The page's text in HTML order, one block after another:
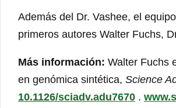
Además del Dr. Vashee, el
primeros autores Walter Fuchs,
Más información: Walter Fuchs
en genómica sintética, Science
10.1126/sciadv.adu7670 .